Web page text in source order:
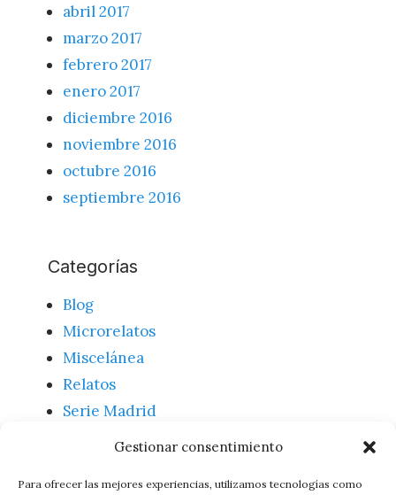
Gestionar consentimiento
Para ofrecer las mejores experiencias, utilizamos tecnologías como
abril 2017
marzo 2017
febrero 2017
enero 2017
diciembre 2016
noviembre 2016
octubre 2016
septiembre 2016
Categorías
Blog
Microrelatos
Miscelánea
Relatos
Serie Madrid